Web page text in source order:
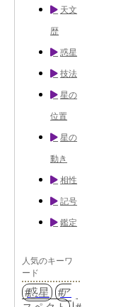
天文
歴
惑星
技法
星の
位置
星の
動き
相性
記号
鑑定
人気のキーワ
ード
惑星
ア